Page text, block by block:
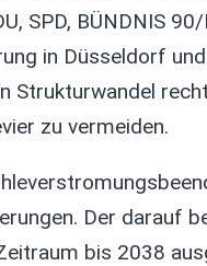
SPD, BÜNDNIS
in Düsseldorf
Strukturwandel
zu vermeiden.
Der darauf
bis 2038